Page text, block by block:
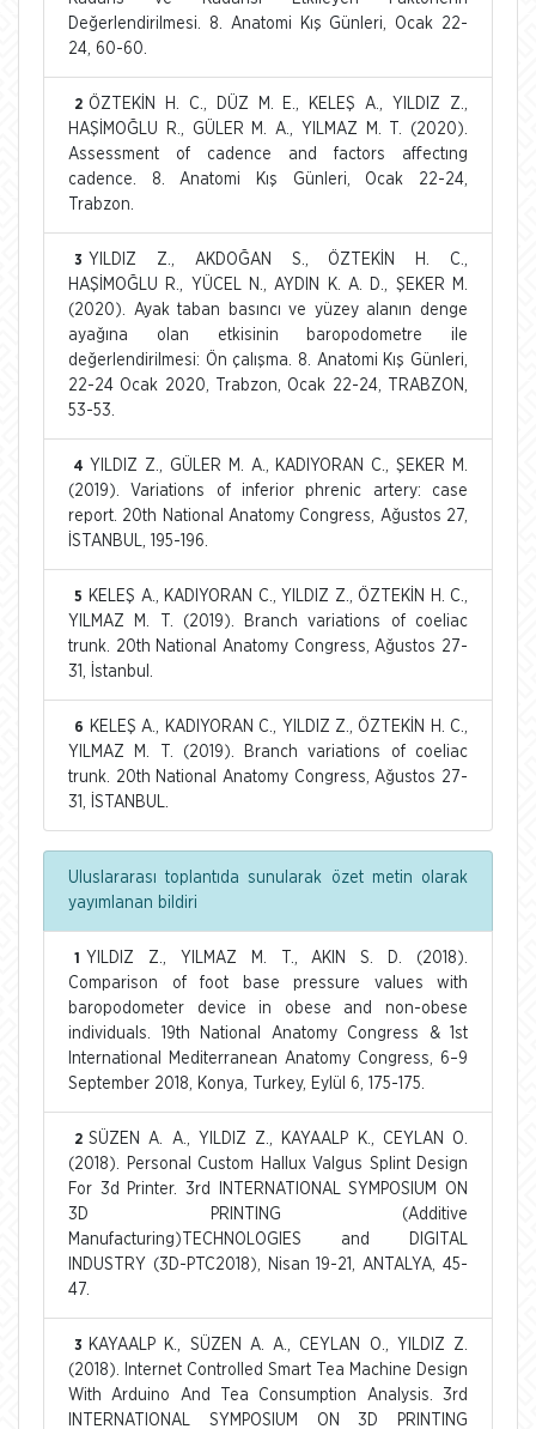
Değerlendirilmesi. 8. Anatomi Kış Günleri, Ocak 22-
24, 60-60.
2 ÖZTEKİN H. C., DÜZ M. E., KELEŞ A., YILDIZ Z.,
HAŞİMOĞLU R., GÜLER M. A., YILMAZ M. T. (2020).
Assessment of cadence and factors affectıng
cadence. 8. Anatomi Kış Günleri, Ocak 22-24,
Trabzon.
3 YILDIZ Z., AKDOĞAN S., ÖZTEKİN H. C.,
HAŞİMOĞLU R., YÜCEL N., AYDIN K. A. D., ŞEKER M.
(2020). Ayak taban basıncı ve yüzey alanın denge
ayağına olan etkisinin baropodometre ile
değerlendirilmesi: Ön çalışma. 8. Anatomi Kış Günleri,
22-24 Ocak 2020, Trabzon, Ocak 22-24, TRABZON,
53-53.
4 YILDIZ Z., GÜLER M. A., KADIYORAN C., ŞEKER M.
(2019). Variations of inferior phrenic artery: case
report. 20th National Anatomy Congress, Ağustos 27,
İSTANBUL, 195-196.
5
KELEŞ A., KADIYORAN C., YILDIZ Z., ÖZTEKİN H. C.,
YILMAZ M. T. (2019). Branch variations of coeliac
trunk. 20th National Anatomy Congress, Ağustos 27-
31, İstanbul.
6
KELEŞ A., KADIYORAN C., YILDIZ Z., ÖZTEKİN H. C.,
YILMAZ M. T. (2019). Branch variations of coeliac
trunk. 20th National Anatomy Congress, Ağustos 27-
31, İSTANBUL.
Uluslararası toplantıda sunularak özet metin olarak
yayımlanan bildiri
1
YILDIZ Z., YILMAZ M. T., AKIN S. D. (2018).
Comparison of foot base pressure values with
baropodometer device in obese and non-obese
individuals. 19th National Anatomy Congress & 1st
International Mediterranean Anatomy Congress, 6–9
September 2018, Konya, Turkey, Eylül 6, 175-175.
2 SÜZEN A. A., YILDIZ Z., KAYAALP K., CEYLAN O.
(2018). Personal Custom Hallux Valgus Splint Design
For 3d Printer. 3rd INTERNATIONAL SYMPOSIUM ON
3D PRINTING (Additive
Manufacturing)TECHNOLOGIES and DIGITAL
INDUSTRY (3D-PTC2018), Nisan 19-21, ANTALYA, 45-
47.
3
KAYAALP K., SÜZEN A. A., CEYLAN O., YILDIZ Z.
(2018). Internet Controlled Smart Tea Machine Design
With Arduino And Tea Consumption Analysis. 3rd
INTERNATIONAL SYMPOSIUM ON 3D PRINTING